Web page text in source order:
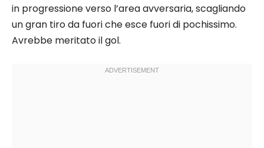
in progressione verso l’area avversaria, scagliando
un gran tiro da fuori che esce fuori di pochissimo.
Avrebbe meritato il gol.